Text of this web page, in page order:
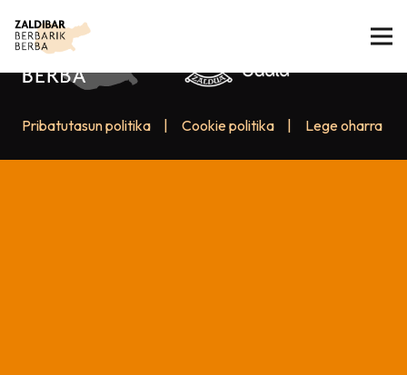
Pribatutasun politika Cookie politika Lege oharra